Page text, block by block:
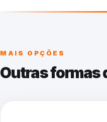
MAIS OPÇÕES
Outras formas